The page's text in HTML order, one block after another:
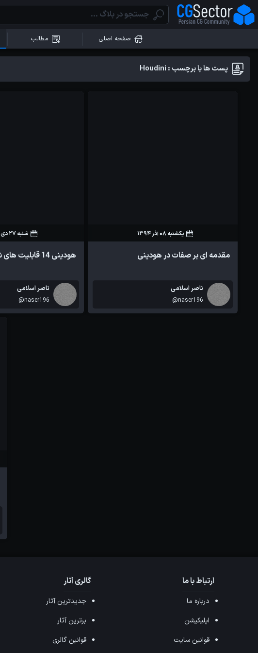
صفحه اصلی مطالب
پست ها با برچسب : Houdini
مقالات آموزش ها
یکشنبه 08 آذر 1394
مقدمه ای بر صفات در هودینی
ناصر اسلامی
@naser196
شنبه 27 دی 1393
هودینی 14 قابلیت های شبیه سازی بیشتر
ناصر اسلامی
@naser196
ارتباط با ما
درباره ما
اپلیکیشن
قوانین سایت
گالری آثار
جدیدترین آثار
برترین آثار
قوانین گالری